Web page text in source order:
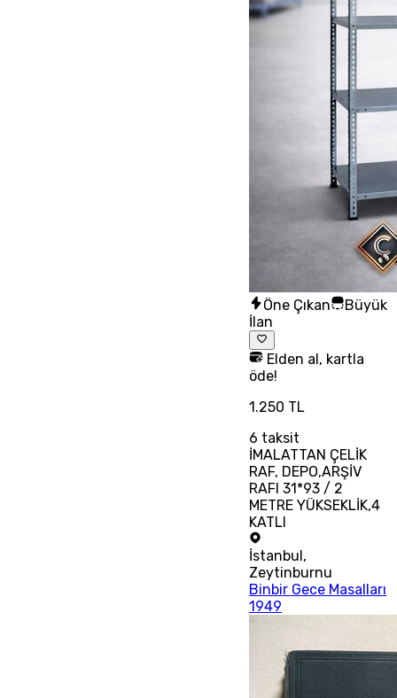
Öne Çıkan
Büyük
İlan
Elden al, kartla
öde!
1.250 TL
6 taksit
İMALATTAN ÇELİK
RAF, DEPO,ARŞİV
RAFI 31*93 / 2
METRE YÜKSEKLİK,4
KATLI
İstanbul ,
Zeytinburnu
Binbir Gece Masalları
1949